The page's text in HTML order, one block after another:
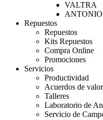
VALTRA
Repuestos
Repuestos
Kits Repuestos
Compra Online
Promociones
Servicios
Productividad
Acuerdos de
Talleres
Laboratorio de
Servicio de